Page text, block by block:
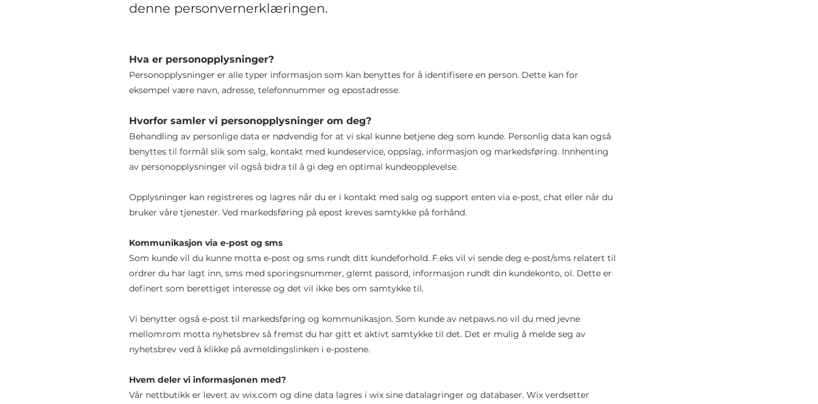
denne personvernerklæringen.
Hva er personopplysninger?
Personopplysninger er alle typer informasjon som kan benyttes for å identifisere en person. Dette kan for
eksempel være navn, adresse, telefonnummer og epostadresse.
Hvorfor samler vi personopplysninger om deg?
Behandling av personlige data er nødvendig for at vi skal kunne betjene deg som kunde. Personlig data kan også
benyttes til formål slik som salg, kontakt med kundeservice, oppslag, informasjon og markedsføring. Innhenting
av personopplysninger vil også bidra til å gi deg en optimal kundeopplevelse.
Opplysninger kan registreres og lagres når du er i kontakt med salg og support enten via e-post, chat eller når du
bruker våre tjenester. Ved markedsføring på epost kreves samtykke på forhånd.
Kommunikasjon via e-post og sms
Som kunde vil du kunne motta e-post og sms rundt ditt kundeforhold. F.eks vil vi sende deg e-post/sms relatert til
ordrer du har lagt inn, sms med sporingsnummer, glemt passord, informasjon rundt din kundekonto, ol. Dette er
definert som berettiget interesse og det vil ikke bes om samtykke til.
Vi benytter også e-post til markedsføring og kommunikasjon. Som kunde av netpaws.no vil du med jevne
mellomrom motta nyhetsbrev så fremst du har gitt et aktivt samtykke til det. Det er mulig å melde seg av
nyhetsbrev ved å klikke på avmeldingslinken i e-postene.
Hvem deler vi informasjonen med?
Vår nettbutikk er levert av wix.com og dine data lagres i wix sine datalagringer og databaser. Wix verdsetter